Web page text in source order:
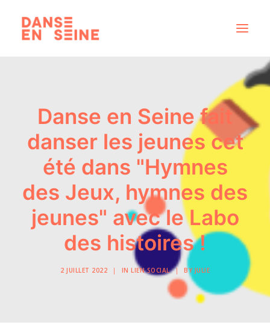
DISPOSITIFS ARTISTIQUES
À PROPOS
NOUS REJOINDRE
ACTUS
RECHERCHE
Danse en Seine fait
danser les jeunes cet
été dans "Hymnes
des Jeux, hymnes des
jeunes" avec le Labo
des histoires !
2 JUILLET 2022 | IN LIEN SOCIAL | BY JULIE